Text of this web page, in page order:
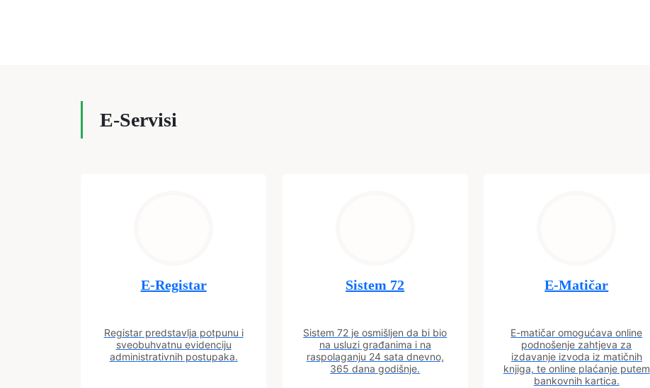
E-Servisi
E-Registar
Registar predstavlja potpunu i
sveobuhvatnu evidenciju
administrativnih postupaka.
Sistem 72
Sistem 72 je osmišljen da bi bio
na usluzi građanima i na
raspolaganju 24 sata dnevno,
365 dana godišnje.
E-Matičar
E-matičar omogućava online
podnošenje zahtjeva za
izdavanje izvoda iz matičnih
knjiga, te online plaćanje putem
bankovnih kartica.